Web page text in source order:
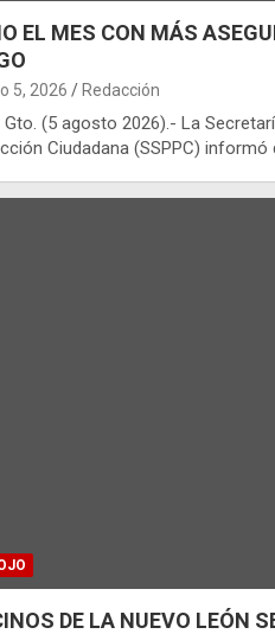
EL MES CON MÁS
5, 2026 Redacción
Gto. (5 agosto 2026).- La
Ciudadana (SSPPC)
DE LA NUEVO LEÓN